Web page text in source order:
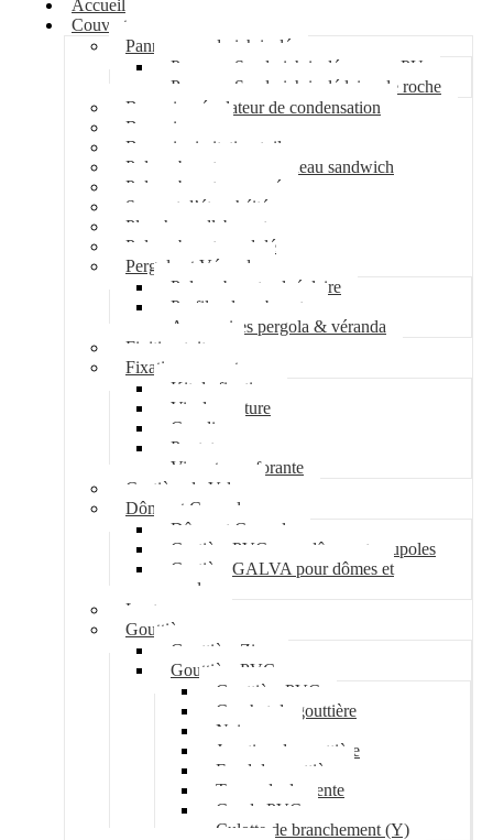
Accueil
Couverture
Panneau sandwich isolé
Panneau Sandwich isolé mousse PU
Panneau Sandwich isolé laine de roche
Bac acier régulateur de condensation
Bac acier sec
Bac acier imitation tuile
Polycarbonate pour panneau sandwich
Polycarbonate nervuré
Support d’étanchéité
Plancher collaborant
Polycarbonate ondulé
Pergola et Véranda
Polycarbonate alvéolaire
Profil polycarbonate
Accessoires pergola & véranda
Finition toiture
Fixation couverture
Kit de fixation
Vis de couture
Cavalier
Pontet
Vis auto-perforante
Costière de Velux
Dôme et Coupole
Dôme et Coupole
Costière PVC pour dômes et coupoles
Costière GALVA pour dômes et
coupoles
Lanterneau
Gouttière
Gouttière Zinc
Gouttière PVC
Gouttière PVC
Crochet de gouttière
Naissance
Jonction de gouttière
Fond de gouttière
Tuyau de descente
Coude PVC
Culotte de branchement (Y)